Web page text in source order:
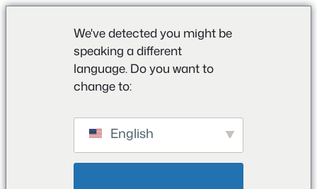
We've detected you might be
speaking a different
language. Do you want to
change to:
English